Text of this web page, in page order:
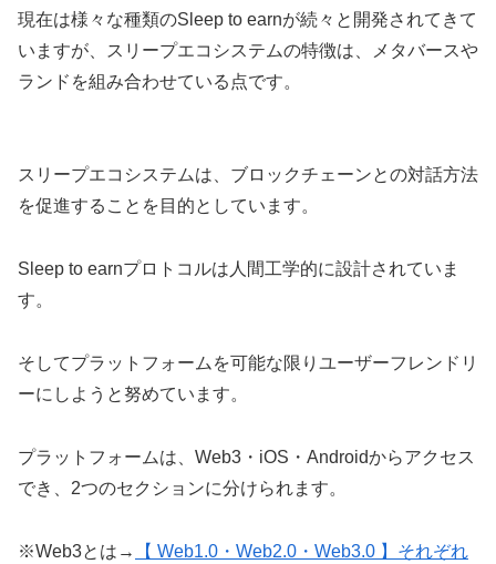
現在は様々な種類のSleep to earnが続々と開発されてきて
いますが、スリープエコシステムの特徴は、メタバースや
ランドを組み合わせている点です。
スリープエコシステムは、ブロックチェーンとの対話方法
を促進することを目的としています。
Sleep to earnプロトコルは人間工学的に設計されていま
す。
そしてプラットフォームを可能な限りユーザーフレンドリ
ーにしようと努めています。
プラットフォームは、Web3・iOS・Androidからアクセス
でき、2つのセクションに分けられます。
※Web3とは→ 【 Web1.0・Web2.0・Web3.0 】それぞれ